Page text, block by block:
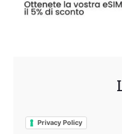
Privacy Policy